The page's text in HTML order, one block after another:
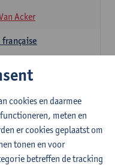
Acker
française
cookies en daarmee
meten en
er cookies geplaatst om
tonen en voor
betreffen de tracking